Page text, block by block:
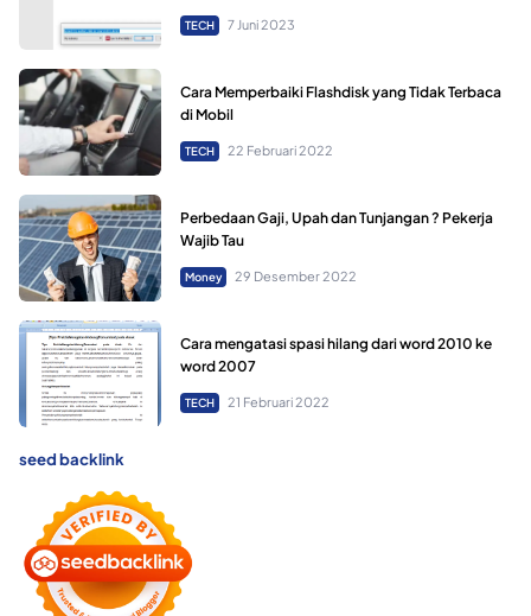
TECH 7 Juni 2023
Cara Memperbaiki Flashdisk yang Tidak Terbaca
di Mobil
TECH 22 Februari 2022
Perbedaan Gaji, Upah dan Tunjangan ? Pekerja
Wajib Tau
Money 29 Desember 2022
Cara mengatasi spasi hilang dari word 2010 ke
word 2007
TECH 21 Februari 2022
seed backlink